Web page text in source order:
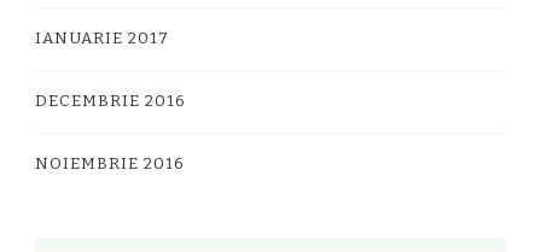
IANUARIE 2017
DECEMBRIE 2016
NOIEMBRIE 2016